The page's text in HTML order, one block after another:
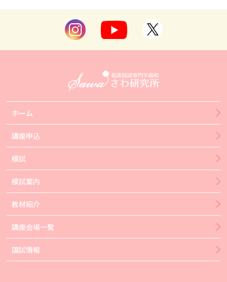
ホーム
講座申込
模試
模試案内
教材紹介
講座会場一覧
国試情報